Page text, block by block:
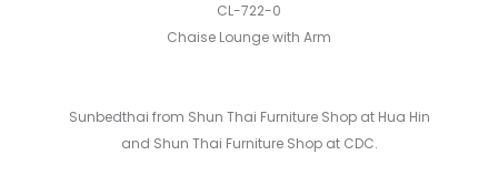
CL-722-0
Chaise Lounge with Arm
Sunbedthai from Shun Thai Furniture Shop at Hua Hin
and Shun Thai Furniture Shop at CDC.